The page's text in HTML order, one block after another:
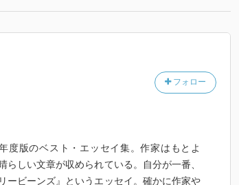
フォロー
度版のベスト・エッセイ集。作家はもとよ
しい文章が収められている。自分が一番、
ービーンズ』というエッセイ。確かに作家や